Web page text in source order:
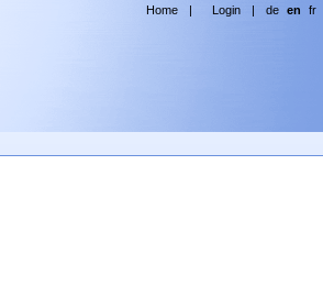
Home | Login | de en fr